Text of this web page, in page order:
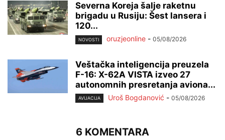
Severna Koreja šalje raketnu
brigadu u Rusiju: Šest lansera i
120...
NOVOSTI oruzjeonline - 05/08/2026
Veštačka inteligencija preuzela
F-16: X-62A VISTA izveo 27
autonomnih presretanja aviona...
AVIJACIJA Uroš Bogdanović - 05/08/2026
6 KOMENTARA